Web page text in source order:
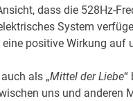
dass die 528Hz-
System
positive Wirkung auf
als „Mittel der Liebe“
uns und anderen